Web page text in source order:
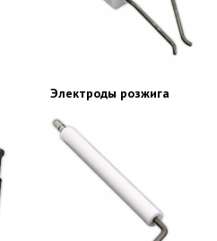
Электроды розжига